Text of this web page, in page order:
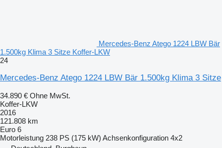
Mercedes-Benz Atego 1224 LBW Bär
1.500kg Klima 3 Sitze Koffer-LKW
24
Mercedes-Benz Atego 1224 LBW Bär 1.500kg Klima 3 Sitze
34.890 € Ohne MwSt.
Koffer-LKW
2016
121.808 km
Euro 6
Motorleistung 238 PS (175 kW) Achsenkonfiguration 4x2